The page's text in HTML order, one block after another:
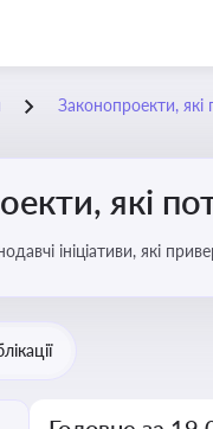
Законопроекти, які
які
ініціативи, які